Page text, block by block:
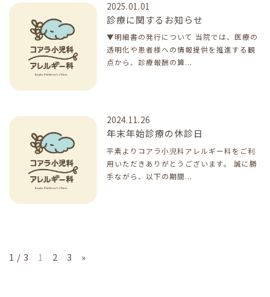
2025.01.01
診療に関するお知らせ
▼明細書の発行について 当院では、医療の
透明化や患者様への情報提供を推進する観
点から、診療報酬の算...
2024.11.26
年末年始診療の休診日
平素よりコアラ小児科アレルギー科をご利
用いただきありがとうございます。 誠に勝
手ながら、以下の期間...
1 / 3 1 2 3 »